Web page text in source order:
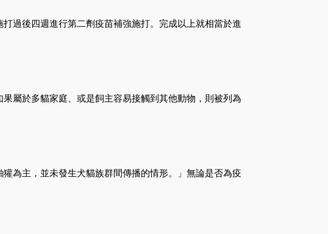
過後四週進行第二劑疫苗補強施打。完成以上就相當於進
屬於多貓家庭、或是飼主容易接觸到其他動物，則被列為
為主，並未發生犬貓族群間傳播的情形。」無論是否為疫